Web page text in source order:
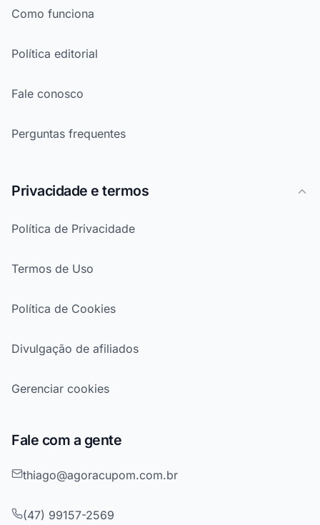
Como funciona
Política editorial
Fale conosco
Perguntas frequentes
Privacidade e termos
Política de Privacidade
Termos de Uso
Política de Cookies
Divulgação de afiliados
Gerenciar cookies
Fale com a gente
thiago@agoracupom.com.br
(47) 99157-2569